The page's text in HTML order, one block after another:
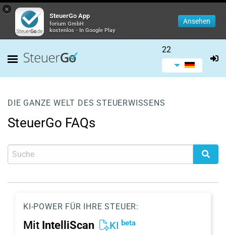
×
SteuerGo App
forium GmbH
kostenlos - In Google Play
Ansehen
22
DIE GANZE WELT DES STEUERWISSENS
SteuerGo FAQs
KI-POWER FÜR IHRE STEUER:
Mit IntelliScan KI beta